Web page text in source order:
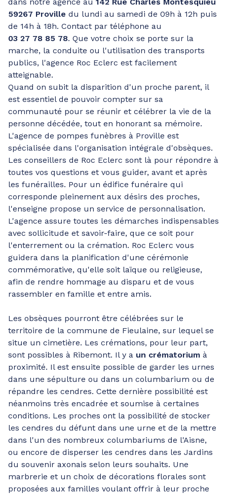
59267 Proville du lundi au samedi de 09h à 12h puis
de 14h à 18h. Contact par téléphone au
03 27 78 85 78. Que votre choix se porte sur la
marche, la conduite ou l'utilisation des transports
publics, l'agence Roc Eclerc est facilement
atteignable.
Quand on subit la disparition d'un proche parent, il
est essentiel de pouvoir compter sur sa
communauté pour se réunir et célébrer la vie de la
personne décédée, tout en honorant sa mémoire.
L'agence de pompes funèbres à Proville est
spécialisée dans l'organisation intégrale d'obsèques.
Les conseillers de Roc Eclerc sont là pour répondre à
toutes vos questions et vous guider, avant et après
les funérailles. Pour un édifice funéraire qui
corresponde pleinement aux désirs des proches,
l'enseigne propose un service de personnalisation.
L'agence assure toutes les démarches indispensables
avec sollicitude et savoir-faire, que ce soit pour
l'enterrement ou la crémation. Roc Eclerc vous
guidera dans la planification d'une cérémonie
commémorative, qu'elle soit laïque ou religieuse,
afin de rendre hommage au disparu et de vous
rassembler en famille et entre amis.
Les obsèques pourront être célébrées sur le
territoire de la commune de Fieulaine, sur lequel se
situe un cimetière. Les crémations, pour leur part,
sont possibles à Ribemont. Il y a un crématorium à
proximité. Il est ensuite possible de garder les urnes
dans une sépulture ou dans un columbarium ou de
répandre les cendres. Cette dernière possibilité est
néanmoins très encadrée et soumise à certaines
conditions. Les proches ont la possibilité de stocker
les cendres du défunt dans une urne et de la mettre
dans l'un des nombreux columbariums de l'Aisne,
ou encore de disperser les cendres dans les Jardins
du souvenir axonais selon leurs souhaits. Une
marbrerie et un choix de décorations florales sont
proposées aux familles voulant offrir à leur proche